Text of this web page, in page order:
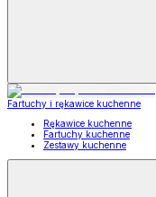
Fartuchy i rękawice kuchenne
Rękawice kuchenne
Fartuchy kuchenne
Zestawy kuchenne